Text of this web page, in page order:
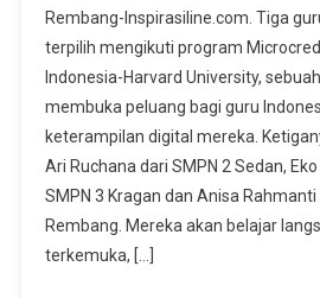
Rembang-Inspirasiline.com. Tiga
terpilih mengikuti program
Indonesia-Harvard University,
membuka peluang bagi guru
keterampilan digital mereka.
Ari Ruchana dari SMPN 2 Sedan,
SMPN 3 Kragan dan Anisa Rahmanti
Rembang. Mereka akan belajar
terkemuka, […]